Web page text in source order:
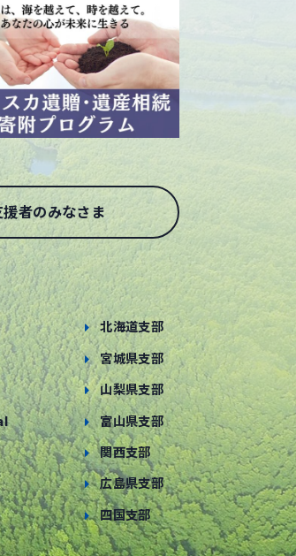
者のみなさま
北海道支部
宮城県支部
山梨県支部
富山県支部
関西支部
広島県支部
四国支部